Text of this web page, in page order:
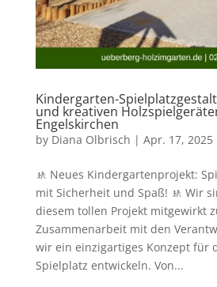
Kindergarten-
und kreativen
Engelskirchen
by Diana Olbrisch | Apr. 17, 2025
🚸 Neues Kindergartenprojekt:
mit Sicherheit und Spaß! 🚸 Wir
diesem tollen Projekt mitgewirkt
Zusammenarbeit mit den
wir ein einzigartiges Konzept für
Spielplatz entwickeln. Von...